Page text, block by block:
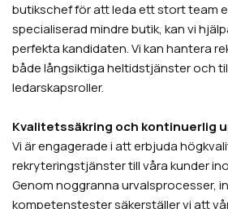
butikschef för att leda ett stort team
specialiserad mindre butik, kan vi
perfekta kandidaten. Vi kan hantera
både långsiktiga heltidstjänster och
ledarskapsroller.
Kvalitetssäkring och kontinuerlig
Vi är engagerade i att erbjuda
rekryteringstjänster till våra kunder
Genom noggranna urvalsprocesser,
kompetenstester säkerställer vi att